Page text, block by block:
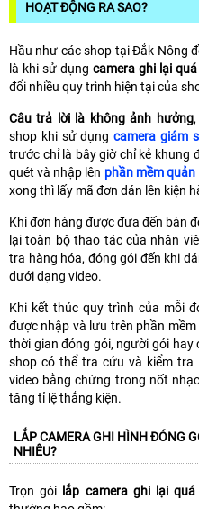
HOẠT ĐỘNG RA SAO?
Hầu như các shop tại Đắk Nông
là khi sử dụng camera ghi lại
đổi nhiều quy trình hiện tại của
Câu trả lời là không ảnh hưởng,
shop khi sử dụng camera giám
trước chỉ là bây giờ chỉ kẻ khung
quét và nhập lên phần mềm
xong thì lấy mã đơn dán lên kiện
Khi đơn hàng được đưa đến bàn
lại toàn bộ thao tác của nhân
tra hàng hóa, đóng gói đến khi
dưới dạng video.
Khi kết thúc quy trình của mỗi
được nhập và lưu trên phần
thời gian đóng gói, người gói hay
shop có thể tra cứu và kiểm
video bằng chứng trong nốt
tăng tỉ lệ thắng kiện.
LẮP CAMERA GHI HÌNH ĐÓNG
NHIÊU?
Trọn gói lắp camera ghi lại